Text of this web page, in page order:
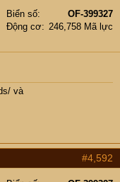
Biển số
OF-399327
Động cơ
246,758 Mã lực
và
#4,592